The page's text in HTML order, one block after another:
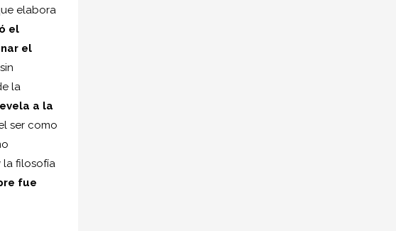
elabora
el
el
la
a la
ser como
la filosofía
fue